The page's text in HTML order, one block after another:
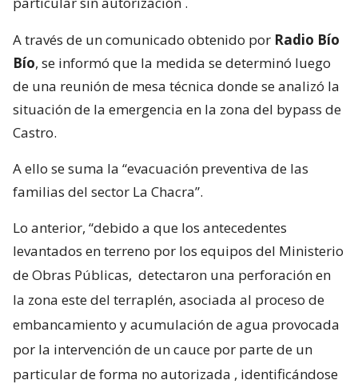
A través de un comunicado obtenido por Radio Bío
Bío, se informó que la medida se determinó luego
de una reunión de mesa técnica donde se analizó la
situación de la emergencia en la zona del bypass de
Castro.
A ello se suma la “evacuación preventiva de las
familias del sector La Chacra”.
Lo anterior, “debido a que los antecedentes
levantados en terreno por los equipos del Ministerio
de Obras Públicas, detectaron una perforación en
la zona este del terraplén, asociada al proceso de
embancamiento y acumulación de agua provocada
por la intervención de un cauce por parte de un
particular de forma no autorizada , identificándose